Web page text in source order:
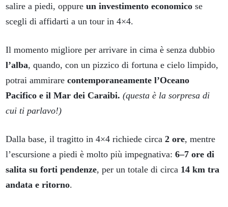
salire a piedi, oppure un investimento economico se
scegli di affidarti a un tour in 4×4.
Il momento migliore per arrivare in cima è senza dubbio
l’alba, quando, con un pizzico di fortuna e cielo limpido,
potrai ammirare contemporaneamente l’Oceano
Pacifico e il Mar dei Caraibi. (questa è la sorpresa di
cui ti parlavo!)
Dalla base, il tragitto in 4×4 richiede circa 2 ore, mentre
l’escursione a piedi è molto più impegnativa: 6–7 ore di
salita su forti pendenze, per un totale di circa 14 km tra
andata e ritorno.